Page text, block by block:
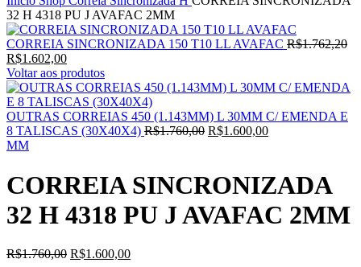
32 H 4318 PU J AVAFAC 2MM
CORREIA SINCRONIZADA 150 T10 LL AVAFAC R$1.762,20O
R$1.602,00O
preço
atual
é:
R$1.602,00.
Voltar aos produtos
OUTRAS CORREIAS 450 (1.143MM) L 30MM C/ EMENDA E
8 TALISCAS (30X40X4) R$1.760,00 O
era:
R$1.760,00.
R$1.600,00O
é:
R$1.600,00.
MM
CORREIA SINCRONIZADA
32 H 4318 PU J AVAFAC 2MM
R$1.760,00 O
R$1.600,00O